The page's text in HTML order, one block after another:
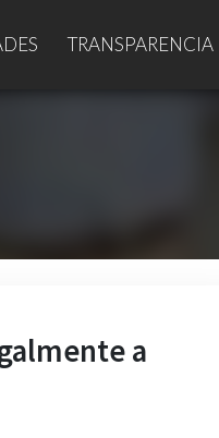
TRANSPARENCIA
a